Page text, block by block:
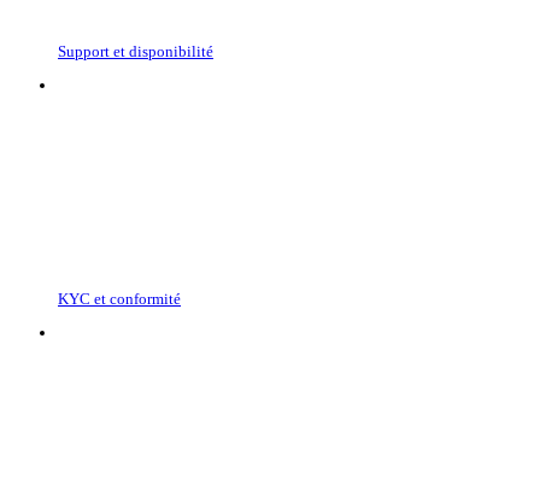
Support et disponibilité
KYC et conformité